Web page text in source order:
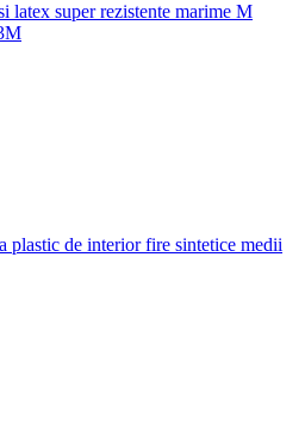
latex super rezistente marime M
plastic de interior fire sintetice medii